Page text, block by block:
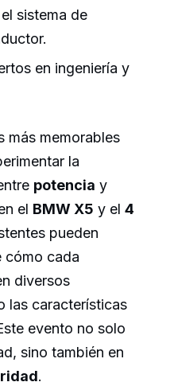
sistema de
en ingeniería y
más memorables
la
potencia y
el BMW X5 y el 4
pueden
cómo cada
diversos
las características
evento no solo
sino también en
.